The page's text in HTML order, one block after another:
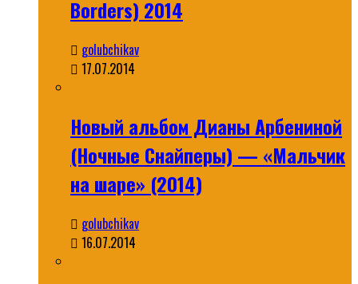
Borders) 2014
golubchikav
17.07.2014
Новый альбом Дианы Арбениной
(Ночные Снайперы) — «Мальчик
на шаре» (2014)
golubchikav
16.07.2014